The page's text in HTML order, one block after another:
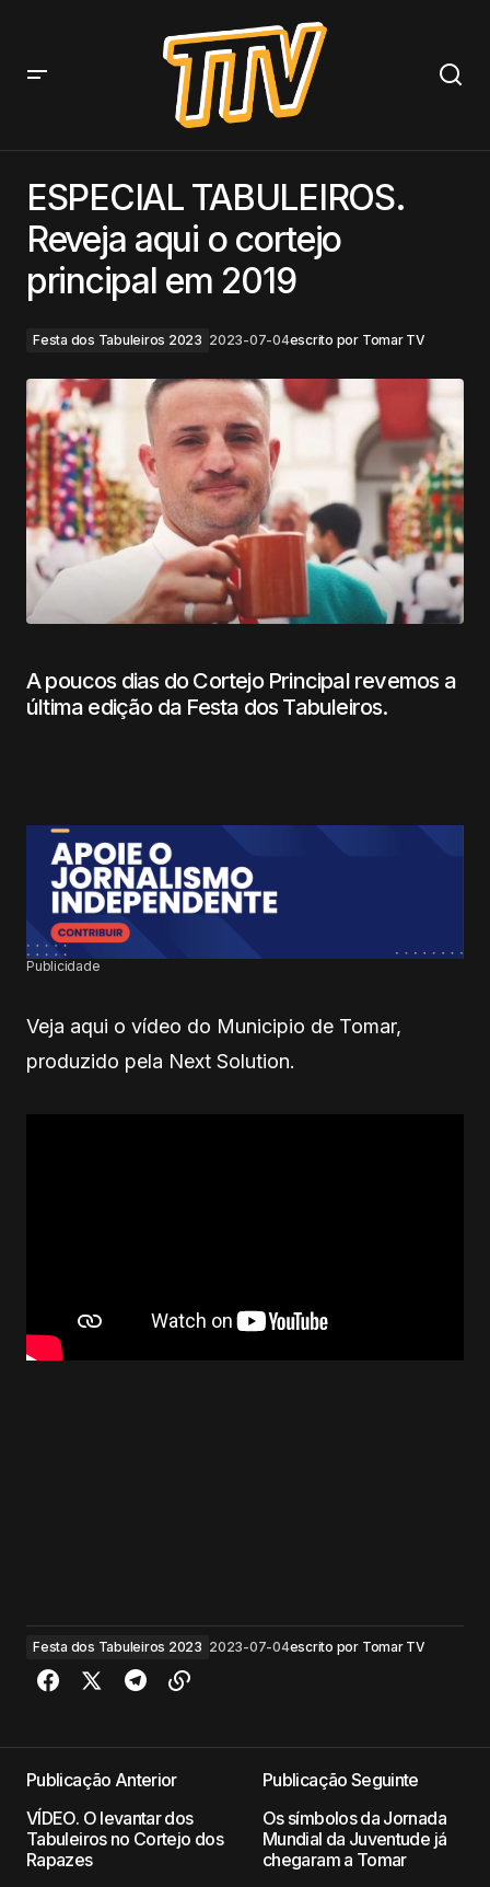
em 2019
ESPECIAL TABULEIROS.
Reveja aqui o cortejo
principal em 2019
Festa dos Tabuleiros 2023 2023-07-04escrito por Tomar TV
A poucos dias do Cortejo Principal revemos a
última edição da Festa dos Tabuleiros.
Publicidade
Veja aqui o vídeo do Municipio de Tomar,
produzido pela Next Solution.
Festa dos Tabuleiros 2023 2023-07-04escrito por Tomar TV
Publicação Anterior
VÍDEO. O levantar dos
Tabuleiros no Cortejo dos
Rapazes
Publicação Seguinte
Os símbolos da Jornada
Mundial da Juventude já
chegaram a Tomar